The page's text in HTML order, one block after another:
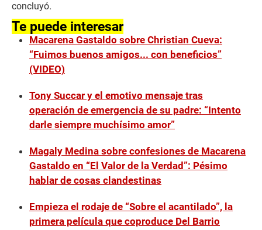
concluyó.
Te puede interesar
Macarena Gastaldo sobre Christian Cueva:
“Fuimos buenos amigos... con beneficios”
(VIDEO)
Tony Succar y el emotivo mensaje tras
operación de emergencia de su padre: “Intento
darle siempre muchísimo amor”
Magaly Medina sobre confesiones de Macarena
Gastaldo en “El Valor de la Verdad”: Pésimo
hablar de cosas clandestinas
Empieza el rodaje de “Sobre el acantilado”, la
primera película que coproduce Del Barrio